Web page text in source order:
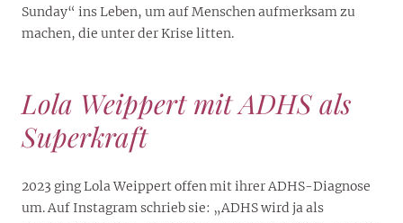
Sunday“ ins Leben, um auf Menschen aufmerksam zu
machen, die unter der Krise litten.
Lola Weippert mit ADHS als
Superkraft
2023 ging Lola Weippert offen mit ihrer ADHS-Diagnose
um. Auf Instagram schrieb sie: „ADHS wird ja als